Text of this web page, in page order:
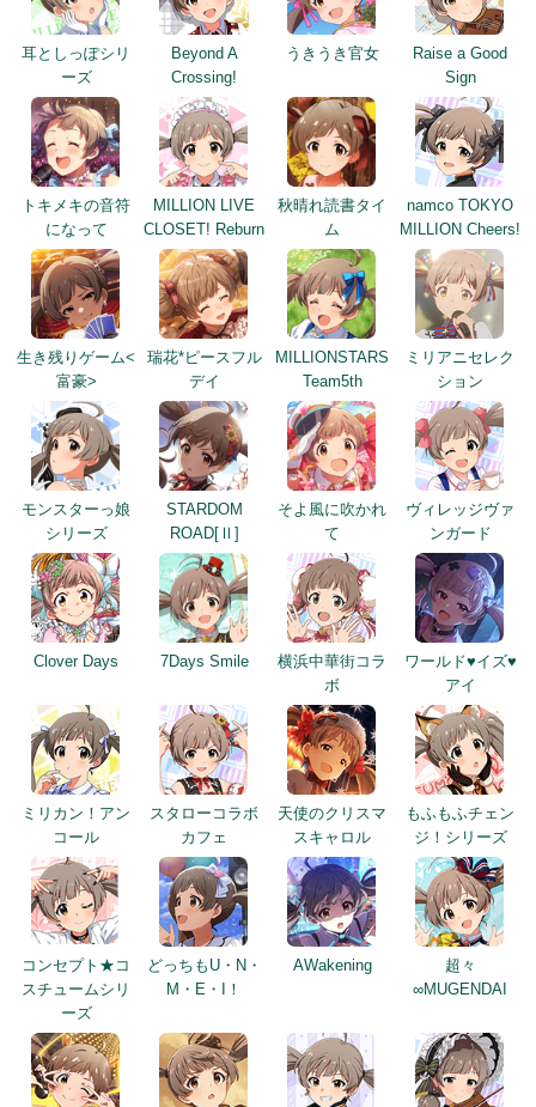
耳としっぽシリ
ーズ
Beyond A
Crossing!
うきうき官女
Raise a Good
Sign
トキメキの音符
になって
MILLION LIVE
CLOSET! Reburn
秋晴れ読書タイ
ム
namco TOKYO
MILLION Cheers!
生き残りゲーム<
富豪>
瑞花*ピースフル
デイ
MILLIONSTARS
Team5th
ミリアニセレク
ション
モンスターっ娘
シリーズ
STARDOM
ROAD[Ⅱ]
そよ風に吹かれ
て
ヴィレッジヴァ
ンガード
Clover Days 7Days Smile
横浜中華街コラ
ボ
ワールド♥イズ♥
アイ
ミリカン！アン
コール
スタローコラボ
カフェ
天使のクリスマ
スキャロル
もふもふチェン
ジ！シリーズ
コンセプト★コ
スチュームシリ
ーズ
どっちもU・N・
M・E・I！
AWakening
超々
∞MUGENDAI